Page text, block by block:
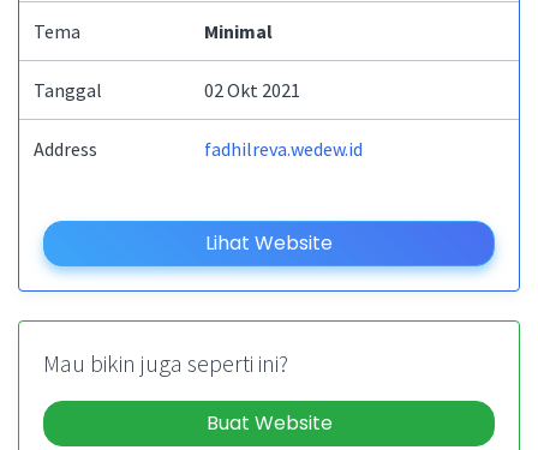
Tema Minimal
Tanggal 02 Okt 2021
Address fadhilreva.wedew.id
Lihat Website
Mau bikin juga seperti ini?
Buat Website